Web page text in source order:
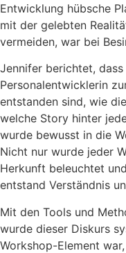
Entwicklung hübsche
mit der gelebten
vermeiden, war bei
Jennifer berichtet,
Personalentwicklerin
entstanden sind, wie
welche Story hinter
wurde bewusst in die
Nicht nur wurde jeder
Herkunft beleuchtet
entstand Verständnis
Mit den Tools und
wurde dieser Diskurs
Workshop-Element